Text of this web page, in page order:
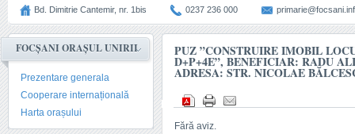
Bd. Dimitrie Cantemir, nr. 1bis 0237 236 000
FOCȘANI ORAȘUL UNIRII
Prezentare generala
Cooperare internațională
Harta orașului
PUZ ”CONSTRUIRE IMOBIL
D+P+4E”, BENEFICIAR: RADU
ADRESA: STR. NICOLAE
Fără aviz.